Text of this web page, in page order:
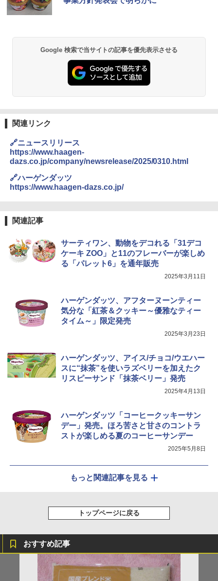
【公式】ブタメン とんこつ味 35g×15個
| 業務用 夜食 カップラーメン ミニカップ
麺 小腹 インスタント アウトドアにも ロ
ーリングストック 大人買い おやつカン
パニー
3
￥2,323
￥2,989
カップヌードル カップヌードルPRO し
￥3,103
プル操作 コンパクト 一人暮らし 二人暮
￥29,192
【セット買い】[山善] スチームオーブン
￥26,470
￥26,130
TOSHIBA(東芝) スチームオーブンレン
0℃ 1段調理 フラットテーブル 電子レン
ジ 赤外線センサー ノンフライ調理 簡単
お手入れ 小型 新生活 一人暮らし 二人暮
らし ファミリー
5
シャープ ウォーターオーブン ヘルシオ
AX-XJ1-B ブラック 30L 2段調理 コンベ
￥44,800
Google 検索で当サイトの記事を優先表示させる
関連リンク
🔗ニュースリリース
https://www.haagen-
dazs.co.jp/company/newsrelease/2025/0310.html
🔗ハーゲンダッツ
https://www.haagen-dazs.co.jp/
関連記事
サーティワン、動物をデコれる「31デコ
ケーキ ZOO」と11のフレーバーが楽しめ
る「パレット6」を通年販売
2025年3月11日
ハーゲンダッツ、アフターヌーンティー
気分な「紅茶＆クッキー～優雅なティー
タイム～」限定発売
2025年3月23日
ハーゲンダッツ、アイス/チョコ/ウエハー
スに“抹茶”を使いラズベリーを加えたク
リスピーサンド「抹茶ベリー」発売
2025年4月13日
ハーゲンダッツ「コーヒークッキーサン
デー」発売。ほろ苦さと甘さのコントラ
ストが楽しめる夏のコーヒーサンデー
2025年5月8日
もっと関連記事を見る
トップページに戻る
おすすめ記事